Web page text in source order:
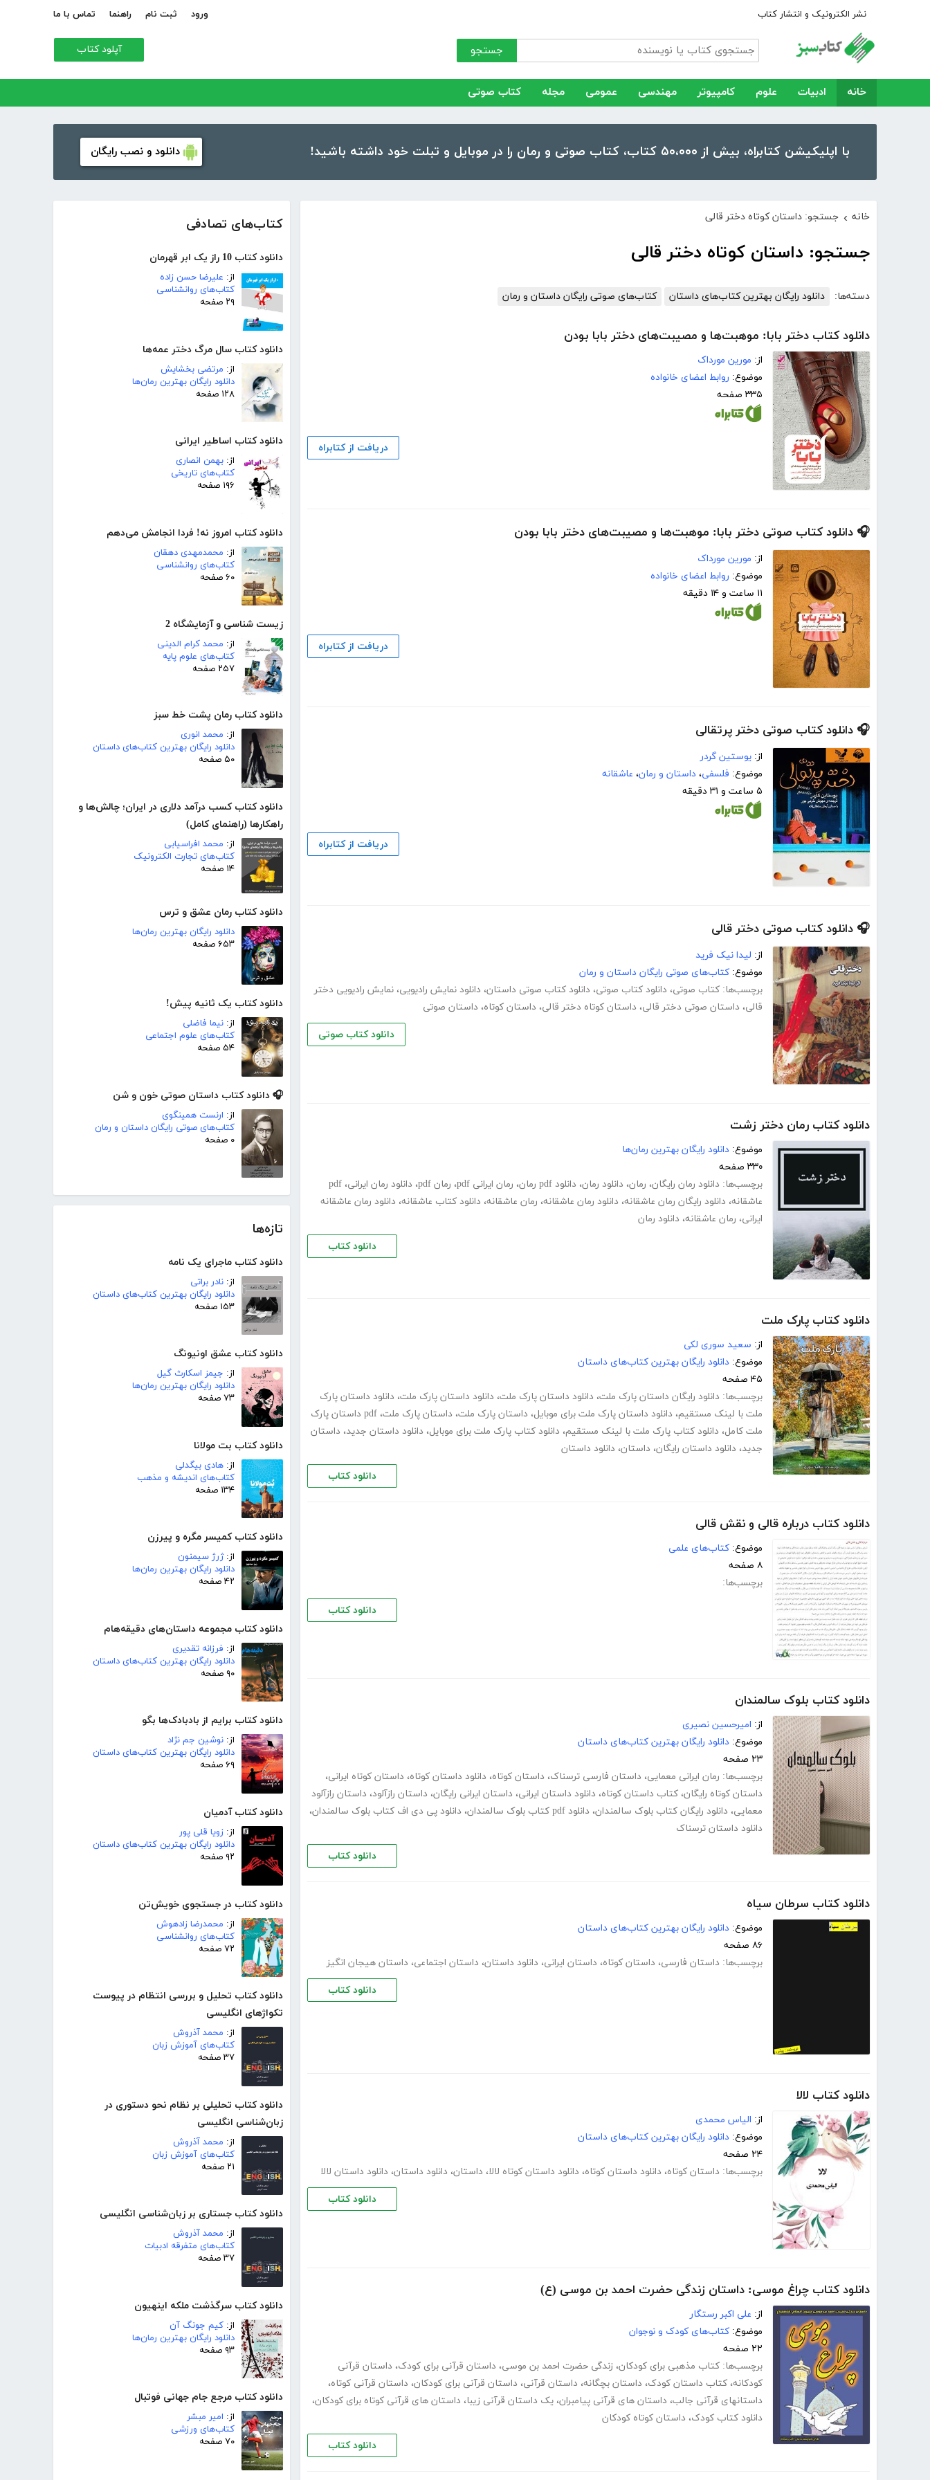
نشر الکترونیک و انتشار کتاب ورود ثبت نام راهنما تماس با ما
جستجو آپلود کتاب
خانه ادبیات علوم کامپیوتر مهندسی عمومی مجله کتاب صوتی
با اپلیکیشن کتابراه، بیش از ۵۰،۰۰۰ کتاب، کتاب صوتی و رمان را در موبایل و تبلت خود داشته باشید! دانلود و نصب رایگان
کتاب‌های تصادفی
دانلود کتاب 10 راز یک ابر قهرمان
از: علیرضا حسن زاده
کتاب‌های روانشناسی
۲۹ صفحه
دانلود کتاب سال مرگ دختر عمه‌ها
از: مرتضی بخشایش
دانلود رایگان بهترین رمان‌ها
۱۲۸ صفحه
دانلود کتاب اساطیر ایرانی
از: بهمن انصاری
کتاب‌های تاریخی
۱۹۶ صفحه
دانلود کتاب امروز نه! فردا انجامش می‌دهم
از: محمدمهدی دهقان
کتاب‌های روانشناسی
۶۰ صفحه
زیست شناسی و آزمایشگاه 2
از: محمد کرام الدینی
کتاب‌های علوم پایه
۲۵۷ صفحه
دانلود کتاب رمان پشت خط سبز
از: محمد انوری
دانلود رایگان بهترین کتاب‌های داستان
۵۰ صفحه
دانلود کتاب کسب درآمد دلاری در ایران؛ چالش‌ها و
راهکارها (راهنمای کامل)
از: محمد افراسیابی
کتاب‌های تجارت الکترونیک
۱۴ صفحه
دانلود کتاب رمان عشق و ترس
دانلود رایگان بهترین رمان‌ها
۶۵۳ صفحه
دانلود کتاب یک ثانیه پیش!
از: نیما فاضلی
کتاب‌های علوم اجتماعی
۵۴ صفحه
🎧 دانلود کتاب داستان صوتی خون و شن
از: ارنست همینگوی
کتاب‌های صوتی رایگان داستان و رمان
۰ صفحه
تازه‌ها
دانلود کتاب ماجرای یک نامه
از: نادر براتی
دانلود رایگان بهترین کتاب‌های داستان
۱۵۳ صفحه
دانلود کتاب عشق اونیونگ
از: جیمز اسکارث گیل
دانلود رایگان بهترین رمان‌ها
۷۳ صفحه
دانلود کتاب بت مولانا
از: هادی بیگدلی
کتاب‌های اندیشه و مذهب
۱۳۴ صفحه
دانلود کتاب کمیسر مگره و پیرزن
از:ژرژ سیمنون
دانلود رایگان بهترین رمان‌ها
۴۲ صفحه
دانلود کتاب مجموعه داستان‌های دقیقه‌هام
از: فرزانه تقدیری
دانلود رایگان بهترین کتاب‌های داستان
۹۰ صفحه
دانلود کتاب برایم از بادبادک‌ها بگو
از: نوشین جم نژاد
دانلود رایگان بهترین کتاب‌های داستان
۶۹ صفحه
دانلود کتاب آدمیان
از: زویا قلی پور
دانلود رایگان بهترین کتاب‌های داستان
۹۲ صفحه
دانلود کتاب در جستجوی خویش‌تن
از: محمدرضا زادهوش
کتاب‌های روانشناسی
۷۲ صفحه
دانلود کتاب تحلیل و بررسی انتظام در پیوست
تکواژهای انگلیسی
از: محمد آذروش
کتاب‌های آموزش زبان
۳۷ صفحه
دانلود کتاب تحلیلی بر نظام نحو دستوری در
زبان‌شناسی انگلیسی
از: محمد آذروش
کتاب‌های آموزش زبان
۲۱ صفحه
دانلود کتاب جستاری بر زبان‌شناسی انگلیسی
از: محمد آذروش
کتاب‌های متفرقه ادبیات
۳۷ صفحه
دانلود کتاب سرگذشت ملکه اینهیون
از: کیم جونگ آن
دانلود رایگان بهترین رمان‌ها
۹۳ صفحه
دانلود کتاب مرجع جام جهانی فوتبال
از: امیر مبشر
کتاب‌های ورزشی
۷۰ صفحه
خانه › جستجو: داستان کوتاه دختر قالی
جستجو: داستان کوتاه دختر قالی
دسته‌ها: دانلود رایگان بهترین کتاب‌های داستان کتاب‌های صوتی رایگان داستان و رمان
دانلود کتاب دختر بابا: موهبت‌ها و مصیبت‌های دختر بابا بودن
از: مورین مورداک
موضوع: روابط اعضای خانواده
۳۳۵ صفحه
دریافت از کتابراه
🎧 دانلود کتاب صوتی دختر بابا: موهبت‌ها و مصیبت‌های دختر بابا بودن
از: مورین مورداک
موضوع: روابط اعضای خانواده
۱۱ ساعت و ۱۴ دقیقه
دریافت از کتابراه
🎧 دانلود کتاب صوتی دختر پرتقالی
از: یوستین گردر
موضوع: فلسفی، داستان و رمان، عاشقانه
۵ ساعت و ۳۱ دقیقه
دریافت از کتابراه
🎧 دانلود کتاب صوتی دختر قالی
از: لیدا نیک فرید
موضوع: کتاب‌های صوتی رایگان داستان و رمان
برچسب‌ها: کتاب صوتی، دانلود کتاب صوتی، دانلود کتاب صوتی داستان، دانلود نمایش رادیویی، نمایش رادیویی دختر
قالی، داستان صوتی دختر قالی، داستان کوتاه دختر قالی، داستان کوتاه، داستان صوتی
دانلود کتاب صوتی
دانلود کتاب رمان دختر زشت
موضوع: دانلود رایگان بهترین رمان‌ها
۳۳۰ صفحه
برچسب‌ها: دانلود رمان رایگان، رمان، دانلود رمان، دانلود pdf رمان ، رمان ایرانی pdf ، رمان pdf ، دانلود رمان ایرانی، pdf
عاشقانه، دانلود رایگان رمان عاشقانه، دانلود رمان عاشقانه، رمان عاشقانه، دانلود کتاب عاشقانه، دانلود رمان عاشقانه
ایرانی، رمان عاشقانه، دانلود رمان
دانلود کتاب
دانلود کتاب پارک ملت
از: سعید سوری لکی
موضوع: دانلود رایگان بهترین کتاب‌های داستان
۴۵ صفحه
برچسب‌ها: دانلود رایگان داستان پارک ملت، دانلود داستان پارک ملت، دانلود داستان پارک ملت، دانلود داستان پارک
ملت با لینک مستقیم، دانلود داستان پارک ملت برای موبایل، داستان پارک ملت، داستان پارک ملت،
pdf داستان پارک
ملت کامل، دانلود کتاب پارک ملت با لینک مستقیم، دانلود کتاب پارک ملت برای موبایل، دانلود داستان جدید، داستان
جدید، دانلود داستان رایگان، داستان، دانلود داستان
دانلود کتاب
دانلود کتاب درباره قالی و نقش قالی
موضوع: کتاب‌های علمی
۸ صفحه
برچسب‌ها:
دانلود کتاب
دانلود کتاب بلوک سالمندان
از: امیرحسین نصیری
موضوع: دانلود رایگان بهترین کتاب‌های داستان
۲۳ صفحه
برچسب‌ها: رمان ایرانی معمایی، داستان فارسی ترسناک، داستان کوتاه، دانلود داستان کوتاه، داستان کوتاه ایرانی،
داستان کوتاه رایگان، کتاب داستان کوتاه، دانلود داستان ایرانی، داستان ایرانی رایگان، داستان رازآلود، داستان رازآلود
معمایی، دانلود رایگان کتاب بلوک سالمندان، دانلود pdf کتاب بلوک سالمندان ، دانلود پی دی اف کتاب بلوک سالمندان،
دانلود داستان ترسناک
دانلود کتاب
دانلود کتاب سرطان سیاه
موضوع: دانلود رایگان بهترین کتاب‌های داستان
۸۶ صفحه
برچسب‌ها: داستان فارسی، داستان کوتاه، داستان ایرانی، دانلود داستان، داستان اجتماعی، داستان هیجان انگیز
دانلود کتاب
دانلود کتاب لالا
از: الیاس محمدی
موضوع: دانلود رایگان بهترین کتاب‌های داستان
۲۴ صفحه
برچسب‌ها: داستان کوتاه، دانلود داستان کوتاه، دانلود داستان کوتاه لالا، داستان، دانلود داستان، دانلود داستان لالا
دانلود کتاب
دانلود کتاب چراغ موسی: داستان زندگی حضرت احمد بن موسی (ع)
از: علی اکبر رستگار
موضوع: کتاب‌های کودک و نوجوان
۲۲ صفحه
برچسب‌ها: کتاب مذهبی برای کودکان، زندگی حضرت احمد بن موسی، داستان قرآنی برای کودک، داستان قرآنی
کودکانه، کتاب داستان کودک، داستان بچگانه، داستان قرآنی، داستان قرآنی برای کودکان، داستان قرآنی کوتاه،
داستانهای قرآنی جالب، داستان های قرآنی پیامبران، یک داستان قرآنی زیبا، داستان های قرآنی کوتاه برای کودکان،
دانلود کتاب کودک، داستان کوتاه کودکان
دانلود کتاب